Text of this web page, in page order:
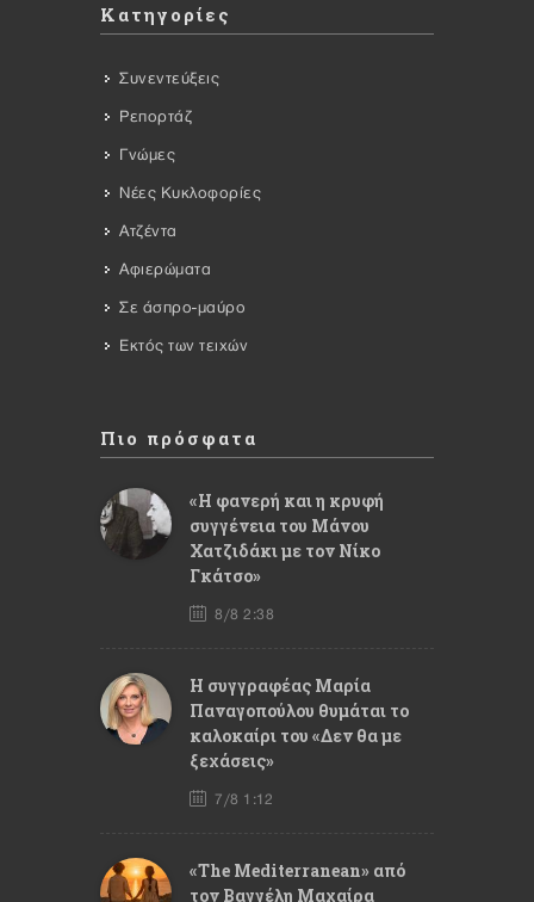
Κατηγορίες
Συνεντεύξεις
Ρεπορτάζ
Γνώμες
Νέες Κυκλοφορίες
Ατζέντα
Αφιερώματα
Σε άσπρο-μαύρο
Εκτός των τειχών
Πιο πρόσφατα
«Η φανερή και η κρυφή
συγγένεια του Μάνου
Χατζιδάκι με τον Νίκο
Γκάτσο»
8/8 2:38
Η συγγραφέας Μαρία
Παναγοπούλου θυμάται το
καλοκαίρι του «Δεν θα με
ξεχάσεις»
7/8 1:12
«The Mediterranean» από
τον Βαγγέλη Μαχαίρα